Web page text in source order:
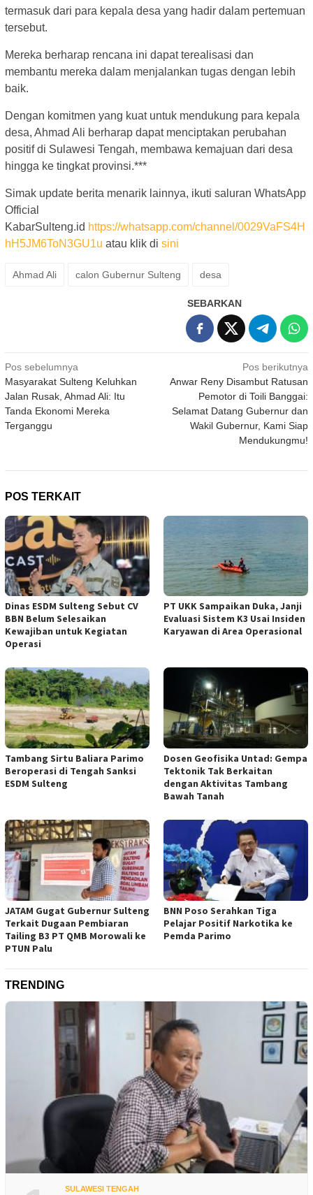
termasuk dari para kepala desa yang hadir dalam pertemuan
tersebut.
Mereka berharap rencana ini dapat terealisasi dan
membantu mereka dalam menjalankan tugas dengan lebih
baik.
Dengan komitmen yang kuat untuk mendukung para kepala
desa, Ahmad Ali berharap dapat menciptakan perubahan
positif di Sulawesi Tengah, membawa kemajuan dari desa
hingga ke tingkat provinsi.***
Simak update berita menarik lainnya, ikuti saluran WhatsApp
Official
KabarSulteng.id https://whatsapp.com/channel/0029VaFS4H
hH5JM6ToN3GU1u atau klik di sini
Ahmad Ali calon Gubernur Sulteng desa
SEBARKAN
Navigasi
pos
Pos sebelumnya
Masyarakat Sulteng Keluhkan
Jalan Rusak, Ahmad Ali: Itu
Tanda Ekonomi Mereka
Terganggu
Pos berikutnya
Anwar Reny Disambut Ratusan
Pemotor di Toili Banggai:
Selamat Datang Gubernur dan
Wakil Gubernur, Kami Siap
Mendukungmu!
POS TERKAIT
Dinas ESDM Sulteng Sebut CV
BBN Belum Selesaikan
Kewajiban untuk Kegiatan
Operasi
PT UKK Sampaikan Duka, Janji
Evaluasi Sistem K3 Usai Insiden
Karyawan di Area Operasional
Tambang Sirtu Baliara Parimo
Beroperasi di Tengah Sanksi
ESDM Sulteng
Dosen Geofisika Untad: Gempa
Tektonik Tak Berkaitan
dengan Aktivitas Tambang
Bawah Tanah
JATAM Gugat Gubernur Sulteng
Terkait Dugaan Pembiaran
Tailing B3 PT QMB Morowali ke
PTUN Palu
BNN Poso Serahkan Tiga
Pelajar Positif Narkotika ke
Pemda Parimo
TRENDING
SULAWESI TENGAH